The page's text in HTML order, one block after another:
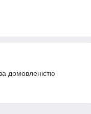
домовленістю